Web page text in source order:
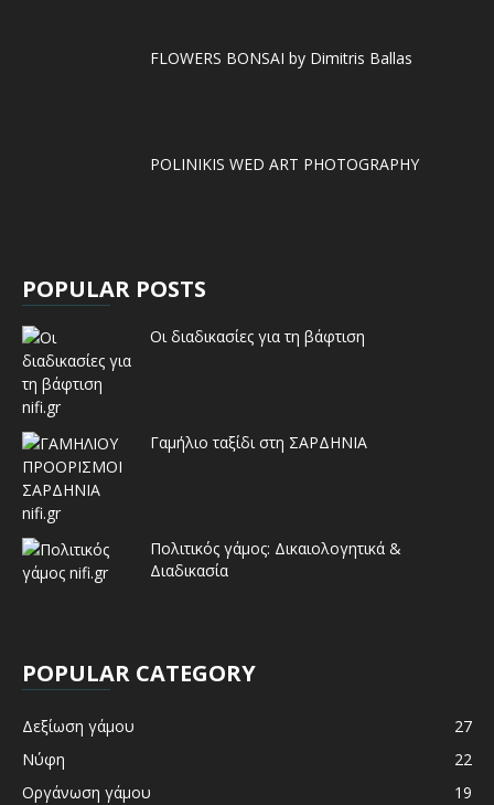
FLOWERS BONSAI by Dimitris Ballas
POLINIKIS WED ART PHOTOGRAPHY
POPULAR POSTS
Οι διαδικασίες για τη βάφτιση
Γαμήλιο ταξίδι στη ΣΑΡΔΗΝΙΑ
Πολιτικός γάμος: Δικαιολογητικά &
Διαδικασία
POPULAR CATEGORY
Δεξίωση γάμου
27
Νύφη
22
Οργάνωση γάμου
19